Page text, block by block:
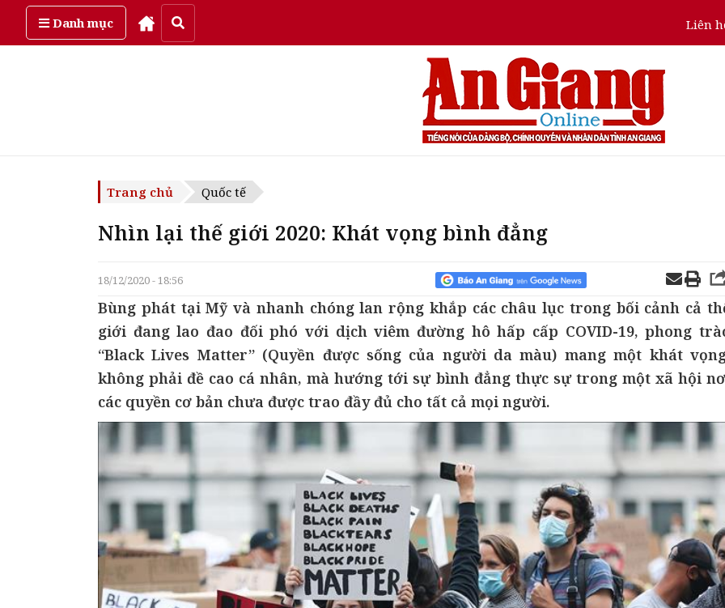
Danh mục Liên
Thứ sáu, ngày 7/08/2026
Trang chủ Quốc tế
Nhìn lại thế giới 2020: Khát vọng bình đẳng
18/12/2020 - 18:56
Bùng phát tại Mỹ và nhanh chóng lan rộng khắp các châu lục trong bối cảnh cả
giới đang lao đao đối phó với dịch viêm đường hô hấp cấp COVID-19, phong
“Black Lives Matter” (Quyền được sống của người da màu) mang một khát
không phải đề cao cá nhân, mà hướng tới sự bình đẳng thực sự trong một xã hội
các quyền cơ bản chưa được trao đầy đủ cho tất cả mọi người.